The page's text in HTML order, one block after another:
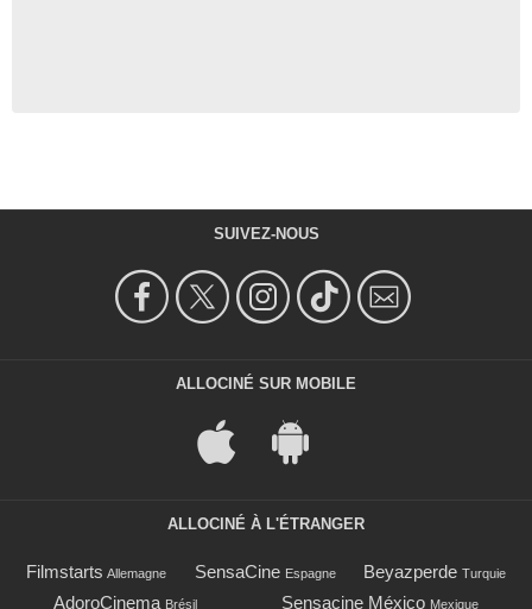
SUIVEZ-NOUS
ALLOCINÉ SUR MOBILE
ALLOCINÉ À L'ÉTRANGER
Filmstarts Allemagne SensaCine Espagne Beyazperde Turquie
AdoroCinema Brésil Sensacine México Mexique